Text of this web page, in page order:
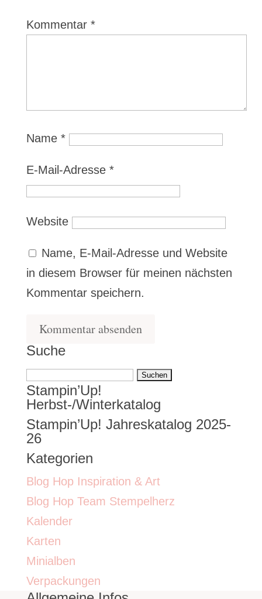
Kommentar *
Name *
E-Mail-Adresse *
Website
Name, E-Mail-Adresse und Website
in diesem Browser für meinen nächsten
Kommentar speichern.
Suche
Suchen
nach:
Stampin’Up!
Herbst-/Winterkatalog
Stampin’Up! Jahreskatalog 2025-
26
Kategorien
Blog Hop Inspiration & Art
Blog Hop Team Stempelherz
Kalender
Karten
Minialben
Verpackungen